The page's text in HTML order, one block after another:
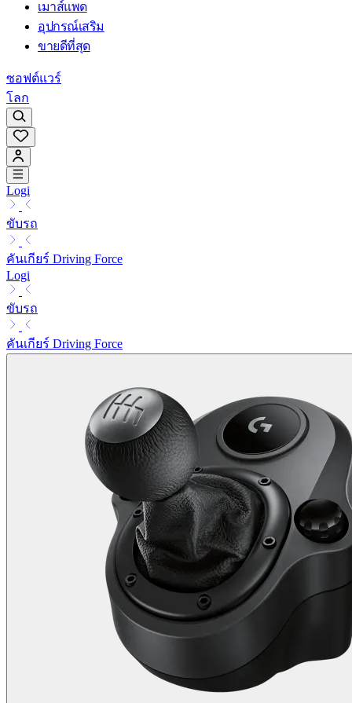
เมาส์แพด
อุปกรณ์เสริม
ขายดีที่สุด
ซอฟต์แวร์
โลก
Logi
ขับรถ
คันเกียร์ Driving Force
Logi
ขับรถ
คันเกียร์ Driving Force